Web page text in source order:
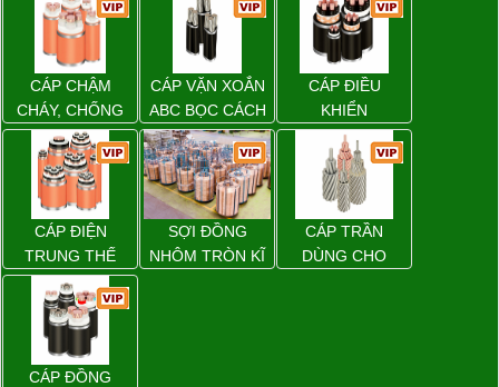
CÁP CHẬM
CHÁY, CHỐNG
CHÁY
CÁP VẶN XOẮN
ABC BỌC CÁCH
ĐIỆN XLPE
CÁP ĐIỀU
KHIỂN
CÁP ĐIỆN
TRUNG THẾ
SỢI ĐỒNG
NHÔM TRÒN KĨ
CÁP TRẦN
DÙNG CHO
CÁP ĐỒNG